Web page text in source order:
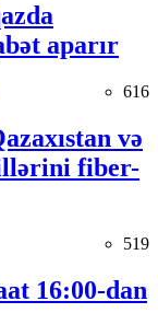
aparır
616
və
fiber-
519
16:00-dan